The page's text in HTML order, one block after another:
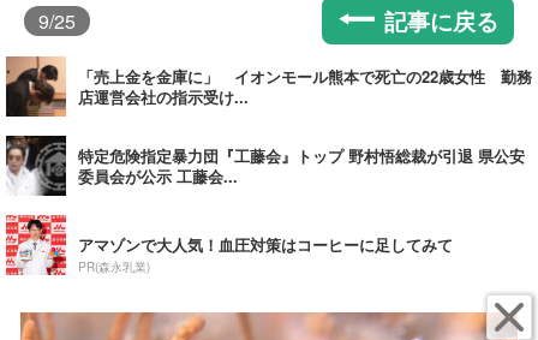
9/25 記事に戻る
「売上金を金庫に」 イオンモール熊本で死亡の22歳女性 勤務
店運営会社の指示受け...
特定危険指定暴力団『工藤会』トップ 野村悟総裁が引退 県公安
委員会が公示 工藤会...
アマゾンで大人気！血圧対策はコーヒーに足してみて
PR(森永乳業)